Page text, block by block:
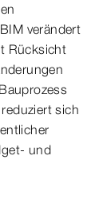
verändert
Rücksicht
sich
und